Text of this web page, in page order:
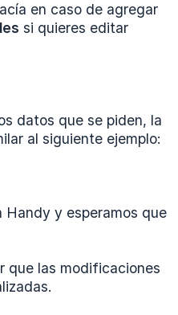
en caso de agregar
si quieres editar
datos que se piden, la
al siguiente ejemplo:
Handy y esperamos que
que las modificaciones